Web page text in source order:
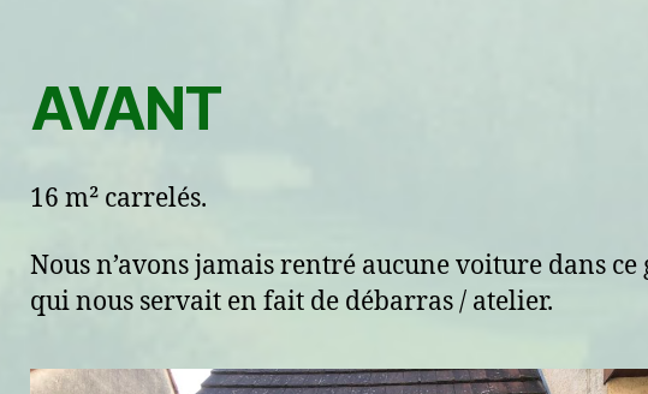
AVANT
16 m² carrelés.
Nous n’avons jamais rentré aucune voiture dans ce
qui nous servait en fait de débarras / atelier.